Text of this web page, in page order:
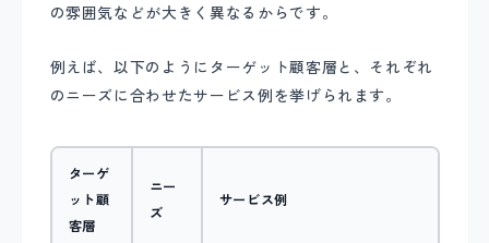
の雰囲気などが大きく異なるからです。
例えば、以下のようにターゲット顧客層と、それぞれ
のニーズに合わせたサービス例を挙げられます。
ターゲ
ット顧
客層
ニー
ズ
サービス例